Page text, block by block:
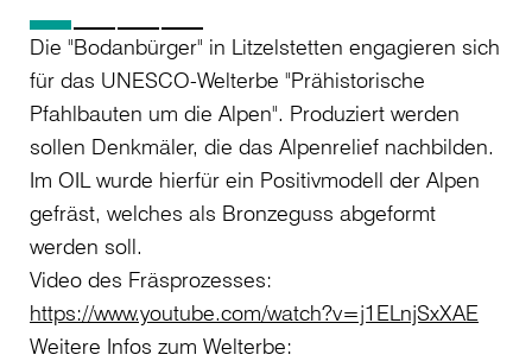
Die "Bodanbürger" in Litzelstetten engagieren sich
für das UNESCO-Welterbe "Prähistorische
Pfahlbauten um die Alpen". Produziert werden
sollen Denkmäler, die das Alpenrelief nachbilden.
Im OIL wurde hierfür ein Positivmodell der Alpen
gefräst, welches als Bronzeguss abgeformt
werden soll.
Video des Fräsprozesses:
https://www.youtube.com/watch?v=j1ELnjSxXAE
Weitere Infos zum Welterbe: